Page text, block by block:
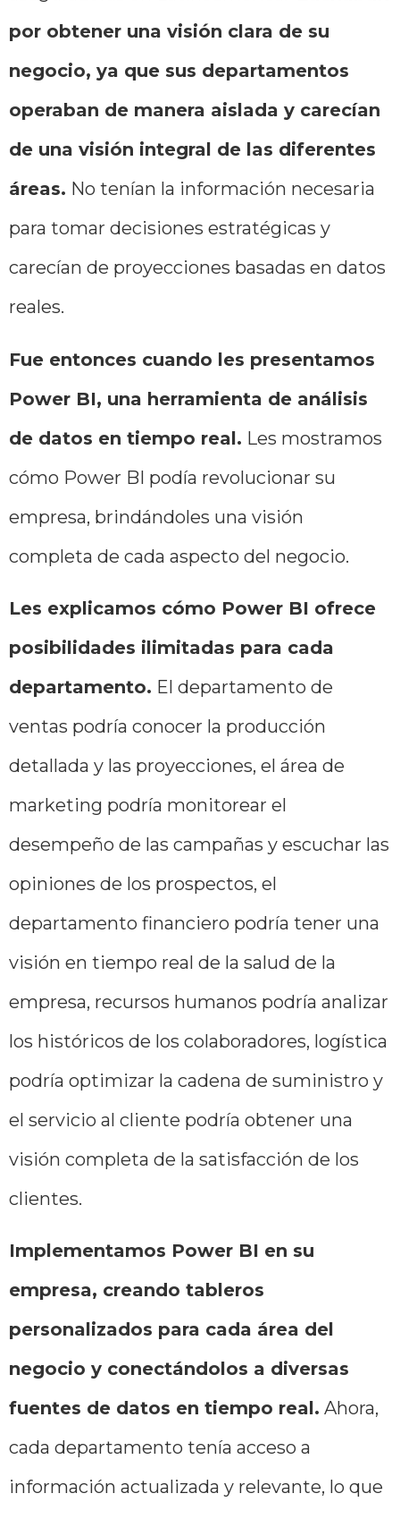
por obtener una visión clara de su
negocio, ya que sus departamentos
operaban de manera aislada y carecían
de una visión integral de las diferentes
áreas. No tenían la información necesaria
para tomar decisiones estratégicas y
carecían de proyecciones basadas en datos
reales.
Fue entonces cuando les presentamos
Power BI, una herramienta de análisis
de datos en tiempo real. Les mostramos
cómo Power BI podía revolucionar su
empresa, brindándoles una visión
completa de cada aspecto del negocio.
Les explicamos cómo Power BI ofrece
posibilidades ilimitadas para cada
departamento. El departamento de
ventas podría conocer la producción
detallada y las proyecciones, el área de
marketing podría monitorear el
desempeño de las campañas y escuchar las
opiniones de los prospectos, el
departamento financiero podría tener una
visión en tiempo real de la salud de la
empresa, recursos humanos podría analizar
los históricos de los colaboradores, logística
podría optimizar la cadena de suministro y
el servicio al cliente podría obtener una
visión completa de la satisfacción de los
clientes.
Implementamos Power BI en su
empresa, creando tableros
personalizados para cada área del
negocio y conectándolos a diversas
fuentes de datos en tiempo real. Ahora,
cada departamento tenía acceso a
información actualizada y relevante, lo que